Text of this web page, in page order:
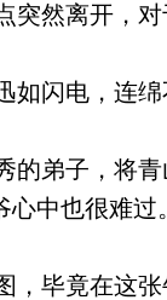
然离开，对
闪电，连绵
弟子，将
中也很难过。
毕竟在这